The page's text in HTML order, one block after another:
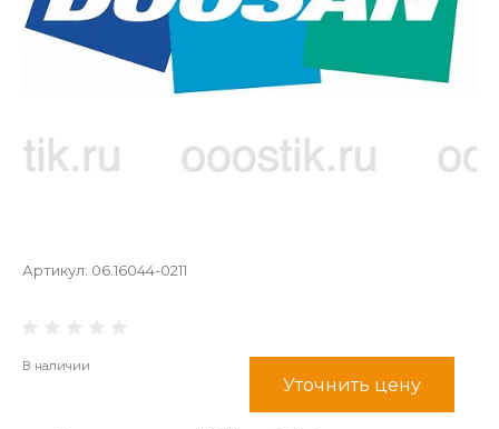
Артикул: 06.16044-0211
В наличии
Уточнить цену